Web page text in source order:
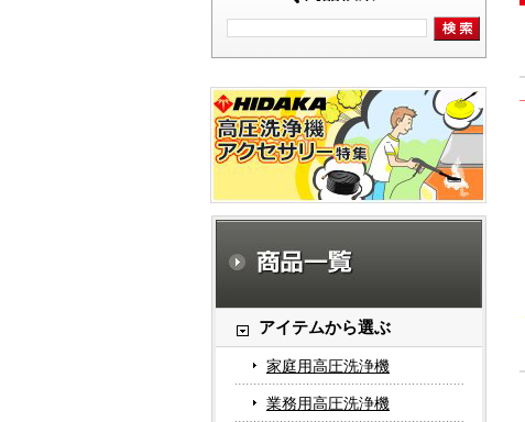
アイテムから選ぶ
家庭用高圧洗浄機
業務用高圧洗浄機